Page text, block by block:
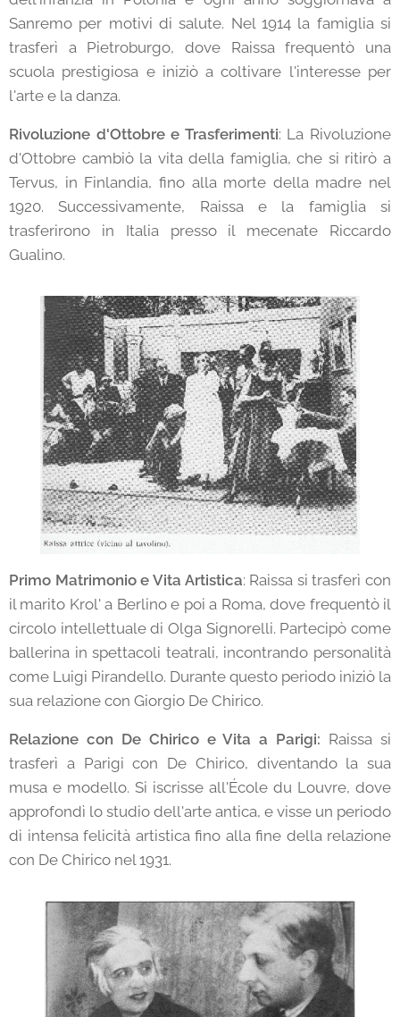
Sanremo per motivi di salute. Nel 1914 la famiglia si
trasferì a Pietroburgo, dove Raissa frequentò una
scuola prestigiosa e iniziò a coltivare l'interesse per
l'arte e la danza.
Rivoluzione d'Ottobre e Trasferimenti: La Rivoluzione
d'Ottobre cambiò la vita della famiglia, che si ritirò a
Tervus, in Finlandia, fino alla morte della madre nel
1920. Successivamente, Raissa e la famiglia si
trasferirono in Italia presso il mecenate Riccardo
Gualino.
Primo Matrimonio e Vita Artistica: Raissa si trasferì con
il marito Krol' a Berlino e poi a Roma, dove frequentò il
circolo intellettuale di Olga Signorelli. Partecipò come
ballerina in spettacoli teatrali, incontrando personalità
come Luigi Pirandello. Durante questo periodo iniziò la
sua relazione con Giorgio De Chirico.
Relazione con De Chirico e Vita a Parigi: Raissa si
trasferì a Parigi con De Chirico, diventando la sua
musa e modello. Si iscrisse all'École du Louvre, dove
approfondì lo studio dell'arte antica, e visse un periodo
di intensa felicità artistica fino alla fine della relazione
con De Chirico nel 1931.